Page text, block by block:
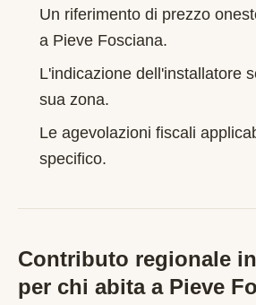
Un riferimento di prezzo
a Pieve Fosciana.
L'indicazione dell'installatore
sua zona.
Le agevolazioni fiscali
specifico.
Contributo regionale in
per chi abita a Pieve